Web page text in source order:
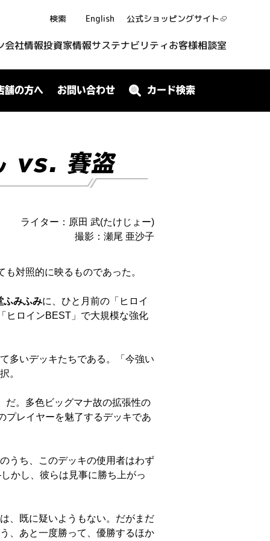
検索 English 公式ショッピングサイト
会社情報投資家情報サステナビリティお客様相談室
舗の方へ お問い合わせ カード検索
vs. 賽盗
ライター：原田 武(たけじょー)
撮影：瀬尾 亜沙子
対照的に映るものであった。
ふみふみに、ひと月前の「ヒロイ
ヒロインBEST」で大規模な強化
多いデッキたちである。「今強い
。
だ。多色ビッグマナ故の拡張性の
プレイヤーを魅了するデッキであ
うち、このデッキの使用者はわず
かし、彼らは見事に勝ち上がっ
、既に疑いようもない。だがまだ
、あと一度勝って、優勝するほか